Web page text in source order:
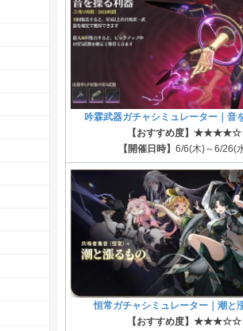
吟霖武器ガチャシミュレーター｜音
【おすすめ度】★★★★☆
【開催日時】 6/6(木)～6/26(
恒常ガチャシミュレーター｜潮と
【おすすめ度】★★★☆☆